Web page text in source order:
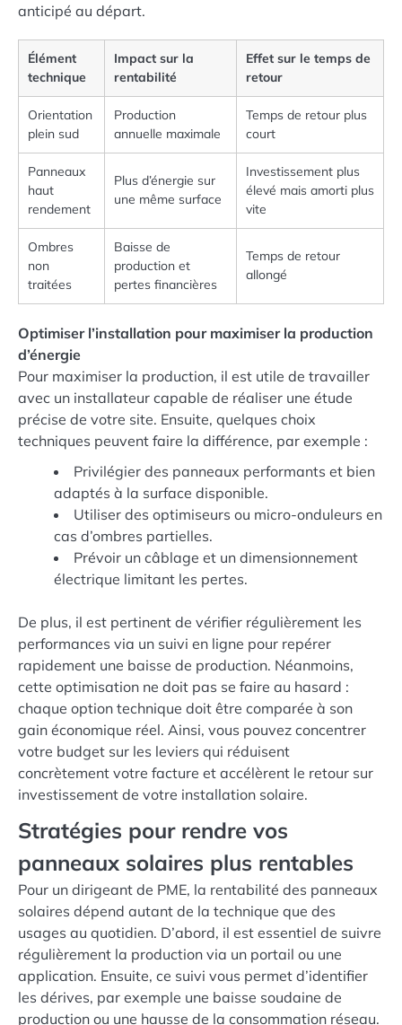
anticipé au départ.
Élément
technique
Impact sur la
rentabilité
Effet sur le temps de
retour
Orientation
plein sud
Production
annuelle maximale
Temps de retour plus
court
Panneaux
haut
rendement
Plus d’énergie sur
une même surface
Investissement plus
élevé mais amorti plus
vite
Ombres
non
traitées
Baisse de
production et
pertes financières
Temps de retour
allongé
Optimiser l’installation pour maximiser la production
d’énergie
Pour maximiser la production, il est utile de travailler
avec un installateur capable de réaliser une étude
précise de votre site. Ensuite, quelques choix
techniques peuvent faire la différence, par exemple :
Privilégier des panneaux performants et bien
adaptés à la surface disponible.
Utiliser des optimiseurs ou micro-onduleurs en
cas d’ombres partielles.
Prévoir un câblage et un dimensionnement
électrique limitant les pertes.
De plus, il est pertinent de vérifier régulièrement les
performances via un suivi en ligne pour repérer
rapidement une baisse de production. Néanmoins,
cette optimisation ne doit pas se faire au hasard :
chaque option technique doit être comparée à son
gain économique réel. Ainsi, vous pouvez concentrer
votre budget sur les leviers qui réduisent
concrètement votre facture et accélèrent le retour sur
investissement de votre installation solaire.
Stratégies pour rendre vos
panneaux solaires plus rentables
Pour un dirigeant de PME, la rentabilité des panneaux
solaires dépend autant de la technique que des
usages au quotidien. D’abord, il est essentiel de suivre
régulièrement la production via un portail ou une
application. Ensuite, ce suivi vous permet d’identifier
les dérives, par exemple une baisse soudaine de
production ou une hausse de la consommation réseau.